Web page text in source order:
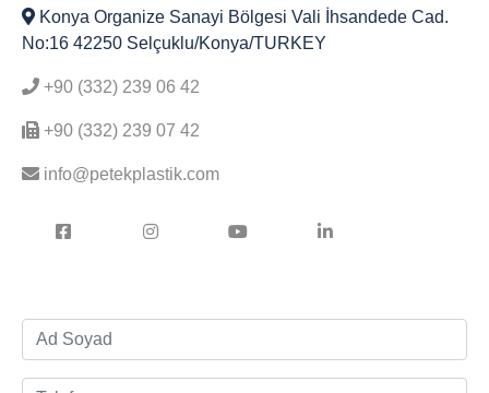
Konya Organize Sanayi Bölgesi Vali İhsandede Cad.
No:16 42250 Selçuklu/Konya/TURKEY
+90 (332) 239 06 42
+90 (332) 239 07 42
info@petekplastik.com